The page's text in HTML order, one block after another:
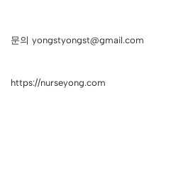
문의 yongstyongst@gmail.com
https://nurseyong.com